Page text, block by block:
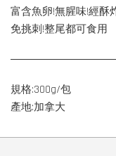
富含魚卵!無腥味!經酥
免挑刺!整尾都可食用
規格:300g/包
產地:加拿大